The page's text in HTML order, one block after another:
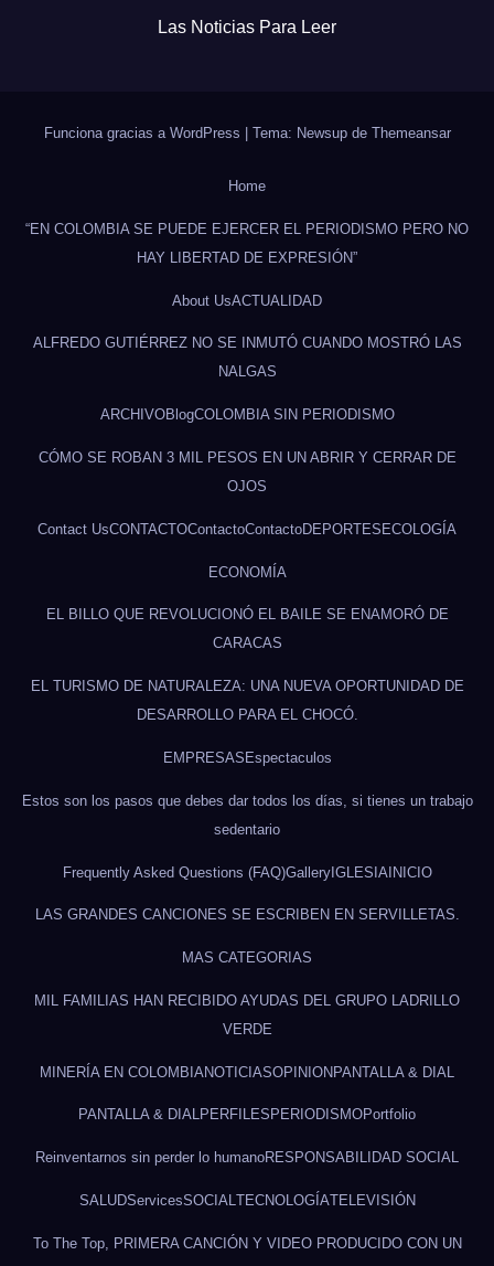
Las Noticias Para Leer
Funciona gracias a WordPress | Tema: Newsup de Themeansar
Home
“EN COLOMBIA SE PUEDE EJERCER EL PERIODISMO PERO NO
HAY LIBERTAD DE EXPRESIÓN”
About UsACTUALIDAD
ALFREDO GUTIÉRREZ NO SE INMUTÓ CUANDO MOSTRÓ LAS
NALGAS
ARCHIVOBlogCOLOMBIA SIN PERIODISMO
CÓMO SE ROBAN 3 MIL PESOS EN UN ABRIR Y CERRAR DE
OJOS
Contact UsCONTACTOContactoContactoDEPORTES ECOLOGÍA
ECONOMÍA
EL BILLO QUE REVOLUCIONÓ EL BAILE SE ENAMORÓ DE
CARACAS
EL TURISMO DE NATURALEZA: UNA NUEVA OPORTUNIDAD DE
DESARROLLO PARA EL CHOCÓ.
EMPRESAS Espectaculos
Estos son los pasos que debes dar todos los días, si tienes un trabajo
sedentario
Frequently Asked Questions (FAQ)GalleryIGLESIAINICIO
LAS GRANDES CANCIONES SE ESCRIBEN EN SERVILLETAS.
MAS CATEGORIAS
MIL FAMILIAS HAN RECIBIDO AYUDAS DEL GRUPO LADRILLO
VERDE
MINERÍA EN COLOMBIANOTICIASOPINIONPANTALLA & DIAL
PANTALLA & DIALPERFILES PERIODISMOPortfolio
Reinventarnos sin perder lo humanoRESPONSABILIDAD SOCIAL
SALUDServicesSOCIAL TECNOLOGÍATELEVISIÓN
To The Top, PRIMERA CANCIÓN Y VIDEO PRODUCIDO CON UN